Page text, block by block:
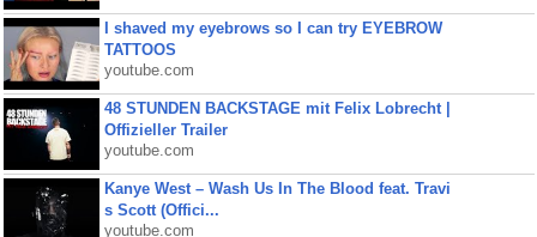
I shaved my eyebrows so I can try EYEBROW
TATTOOS
youtube.com
48 STUNDEN BACKSTAGE mit Felix Lobrecht |
Offizieller Trailer
youtube.com
Kanye West – Wash Us In The Blood feat. Travi
s Scott (Offici...
youtube.com